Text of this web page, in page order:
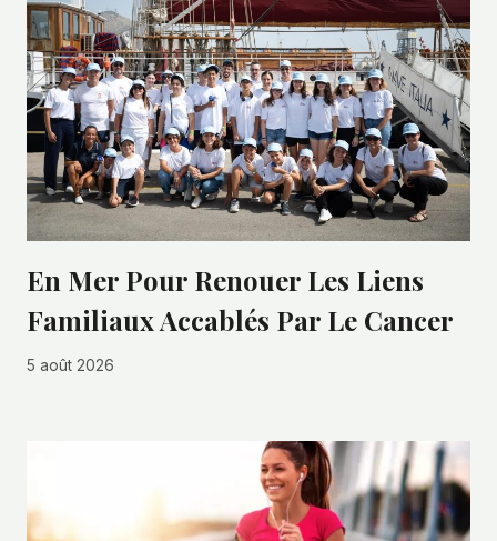
En Mer Pour Renouer Les Liens
Familiaux Accablés Par Le Cancer
5 août 2026